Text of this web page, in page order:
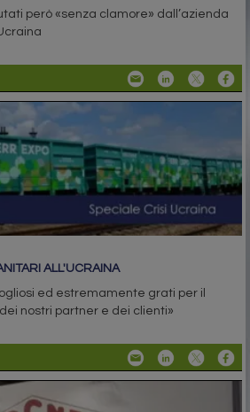
però «senza clamore» dall’azienda
ALL'UCRAINA
ed estremamente grati per il
nostri partner e dei clienti»